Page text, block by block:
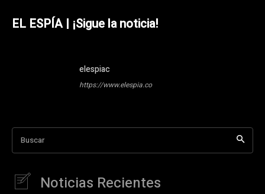
EL ESPÍA | ¡Sigue la noticia!
elespiac
https://www.elespia.co
Buscar
Noticias Recientes